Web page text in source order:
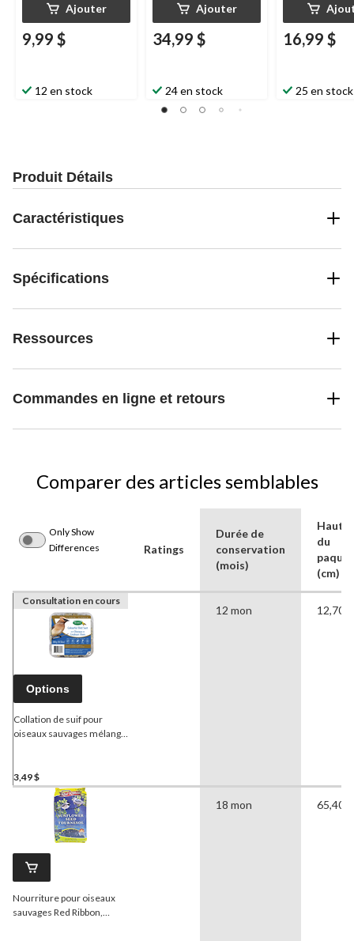
Ajouter
9,99 $
12 en stock
Ajouter
34,99 $
24 en stock
16,99 $
25 en stock
Produit Détails
Caractéristiques
Spécifications
Ressources
Commandes en ligne et retours
Comparer des articles semblables
Only Show
Differences
Ratings
Durée de
conservation
(mois)
du
paquet
(cm)
Consultation en cours
Options
Collation de suif pour
oiseaux sauvages mélange
3,49 $
12 mon 12,70
Nourriture pour oiseaux
sauvages Red Ribbon,
18 mon 65,40